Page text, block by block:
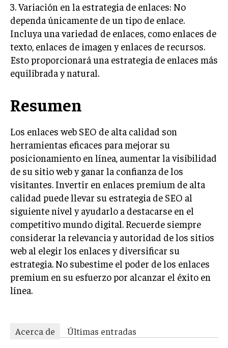
ESTRATEGIAS DE PRICING Y GESTIÓN DE
GESTIÓN DE CRISIS EMPRESARIALES
EMPRESAS Y STARTUPS TECNOLÓGICAS
MÁS
GESTIÓN DE PROYECTOS
GESTIÓN DE OPERACIONES Y CADENA DE
SUMINISTRO
LOGÍSTICA EMPRESARIAL
CALIDAD Y MEJORA CONTINUA
TALENTOS
RECURSOS HUMANOS Y GESTIÓN DEL
TALENTO
COMPENSACIÓN Y BENEFICIOS
RECLUTAMIENTO Y SELECCIÓN
CULTURA Y CLIMA ORGANIZACIONAL
3. Variación en la estrategia de enlaces: No
dependa únicamente de un tipo de enlace.
Incluya una variedad de enlaces, como enlaces de
texto, enlaces de imagen y enlaces de recursos.
Esto proporcionará una estrategia de enlaces más
equilibrada y natural.
Resumen
Los enlaces web SEO de alta calidad son
herramientas eficaces para mejorar su
posicionamiento en línea, aumentar la visibilidad
de su sitio web y ganar la confianza de los
visitantes. Invertir en enlaces premium de alta
calidad puede llevar su estrategia de SEO al
siguiente nivel y ayudarlo a destacarse en el
competitivo mundo digital. Recuerde siempre
considerar la relevancia y autoridad de los sitios
web al elegir los enlaces y diversificar su
estrategia. No subestime el poder de los enlaces
premium en su esfuerzo por alcanzar el éxito en
línea.
Acerca de Últimas entradas